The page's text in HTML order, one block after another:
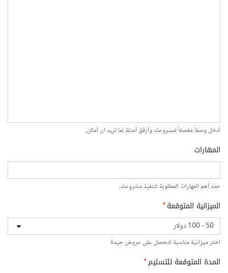
أدخل وصفاً مفصلاً لمشروعك وأرفق أمثلة لما تريد ان أمكن.
المهارات
حدد أهم المهارات المطلوبة لتنفيذ مشروعك.
الميزانية المتوقعة*
اختر ميزانية مناسبة لتحصل على عروض جيدة
المدة المتوقعة للتسليم*